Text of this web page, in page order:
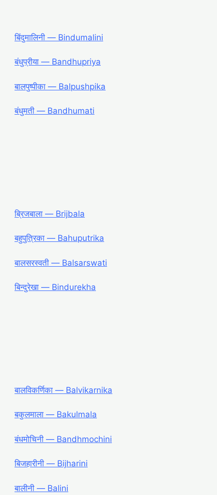
बिंदुमालिनी ― Bindumalini
बंधुप्रीया ― Bandhupriya
बालपुष्पीका ― Balpushpika
बंधुमती ― Bandhumati
ब्रिजबाला ― Brijbala
बहुपुत्रिका ― Bahuputrika
बालसरस्वती ― Balsarswati
बिन्दुरेखा ― Bindurekha
बालविकर्णिका ― Balvikarnika
बकुलमाला ― Bakulmala
बंधमोचिनी ― Bandhmochini
बिजहारीनी ― Bijharini
बालीनी ― Balini